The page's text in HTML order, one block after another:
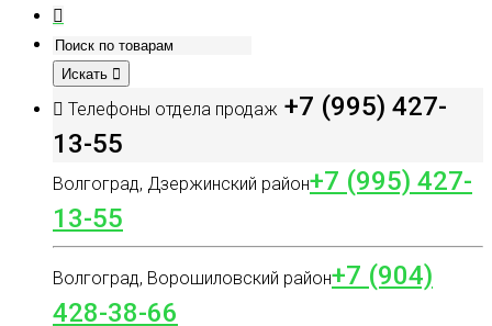
Искать
Телефоны отдела продаж +7 (995) 427-
13-55
Волгоград, Дзержинский район+7 (995) 427-
13-55
Волгоград, Ворошиловский район+7 (904)
428-38-66